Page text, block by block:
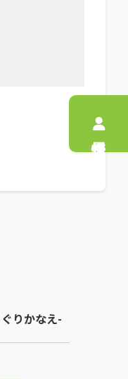
りかなえ-